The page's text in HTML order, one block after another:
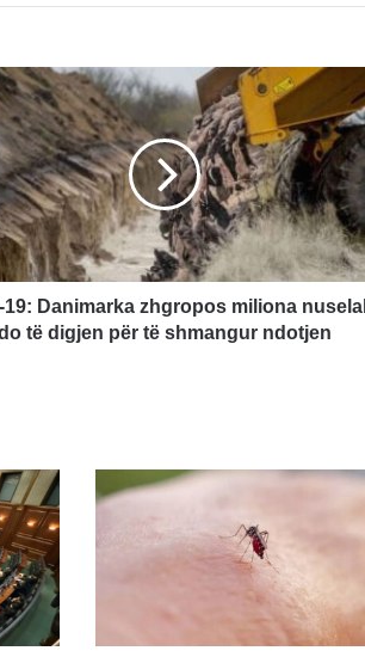
Danimarka zhgropos miliona
të digjen për të shmangur ndotjen